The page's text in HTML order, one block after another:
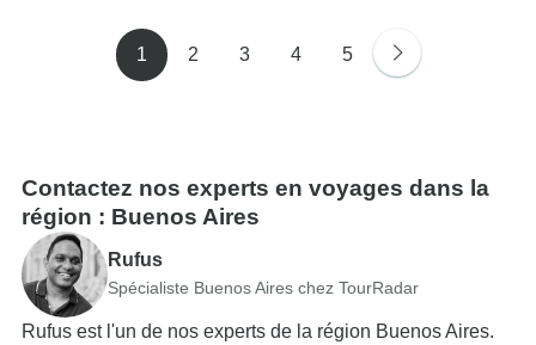
1 2 3 4 5
Contactez nos experts en voyages dans la
région : Buenos Aires
Rufus
Spécialiste Buenos Aires chez TourRadar
Rufus est l'un de nos experts de la région Buenos Aires.